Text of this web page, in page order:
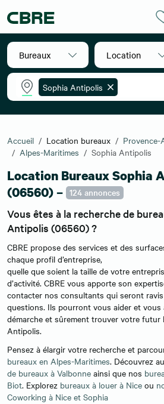
Bureaux Location
Sophia Antipolis
Accueil Location bureaux
Provence-
Alpes-Maritimes
Sophia Antipolis
Location Bureaux Sophia
(06560) – 124 annonces
Vous êtes à la recherche de
Antipolis (06560) ?
CBRE propose des services et des
chaque profil d’entreprise,
quelle que soient la taille de votre
d’activité. CBRE vous apporte son
contacter nos consultants qui seront
questions. Ils pourront vous aider et vous
démarche et sûrement trouver votre futur
Antipolis.
Pensez à élargir votre recherche et
bureaux en Alpes-Maritimes. Découvrez
de bureaux à Valbonne ainsi que nos
Biot. Explorez bureaux à louer à Nice ou
Coworking à Nice et Sophia